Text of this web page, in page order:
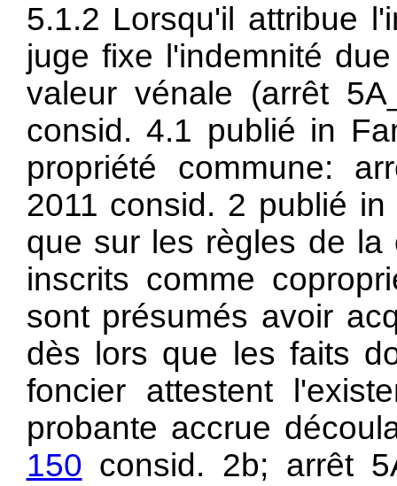
5.1.2 Lorsqu'il attribue
juge fixe l'indemnité
valeur vénale (arrêt
consid. 4.1 publié in
propriété commune:
2011 consid. 2 publié
que sur les règles de la
inscrits comme
sont présumés avoir
dès lors que les faits
foncier attestent
probante accrue
150 consid. 2b; arrêt